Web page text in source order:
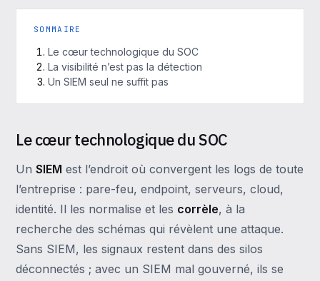
SOMMAIRE
Le cœur technologique du SOC
La visibilité n’est pas la détection
Un SIEM seul ne suffit pas
Le cœur technologique du SOC
Un SIEM est l’endroit où convergent les logs de toute
l’entreprise : pare-feu, endpoint, serveurs, cloud,
identité. Il les normalise et les corrèle, à la
recherche des schémas qui révèlent une attaque.
Sans SIEM, les signaux restent dans des silos
déconnectés ; avec un SIEM mal gouverné, ils se